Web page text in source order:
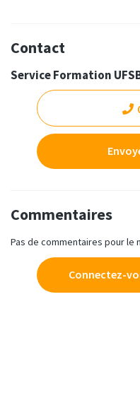
Contact
Service Formation
Commentaires
Pas de commentaires pour le
Connectez-